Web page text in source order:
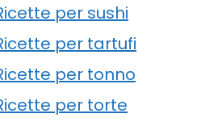
per sushi
per tartufi
per tonno
per torte